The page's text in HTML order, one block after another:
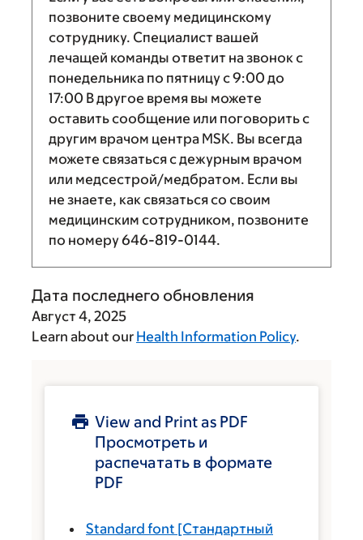
позвоните своему медицинскому
сотруднику. Специалист вашей
лечащей команды ответит на звонок с
понедельника по пятницу с9:00 до
17:00 В другое время вы можете
оставить сообщение или поговорить с
другим врачом центра MSK. Вы всегда
можете связаться с дежурным врачом
или медсестрой/медбратом. Если вы
не знаете, как связаться со своим
медицинским сотрудником, позвоните
по номеру646-819-0144.
Дата последнего обновления
Август 4, 2025
Learn about our Health Information Policy.
View and Print as PDF
Просмотреть и
распечатать в формате
PDF
Standard font [Стандартный